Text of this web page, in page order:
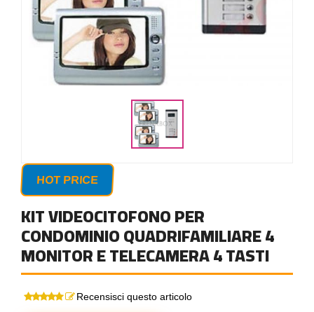
HOT PRICE
KIT VIDEOCITOFONO PER
CONDOMINIO QUADRIFAMILIARE 4
MONITOR E TELECAMERA 4 TASTI
Recensisci questo articolo